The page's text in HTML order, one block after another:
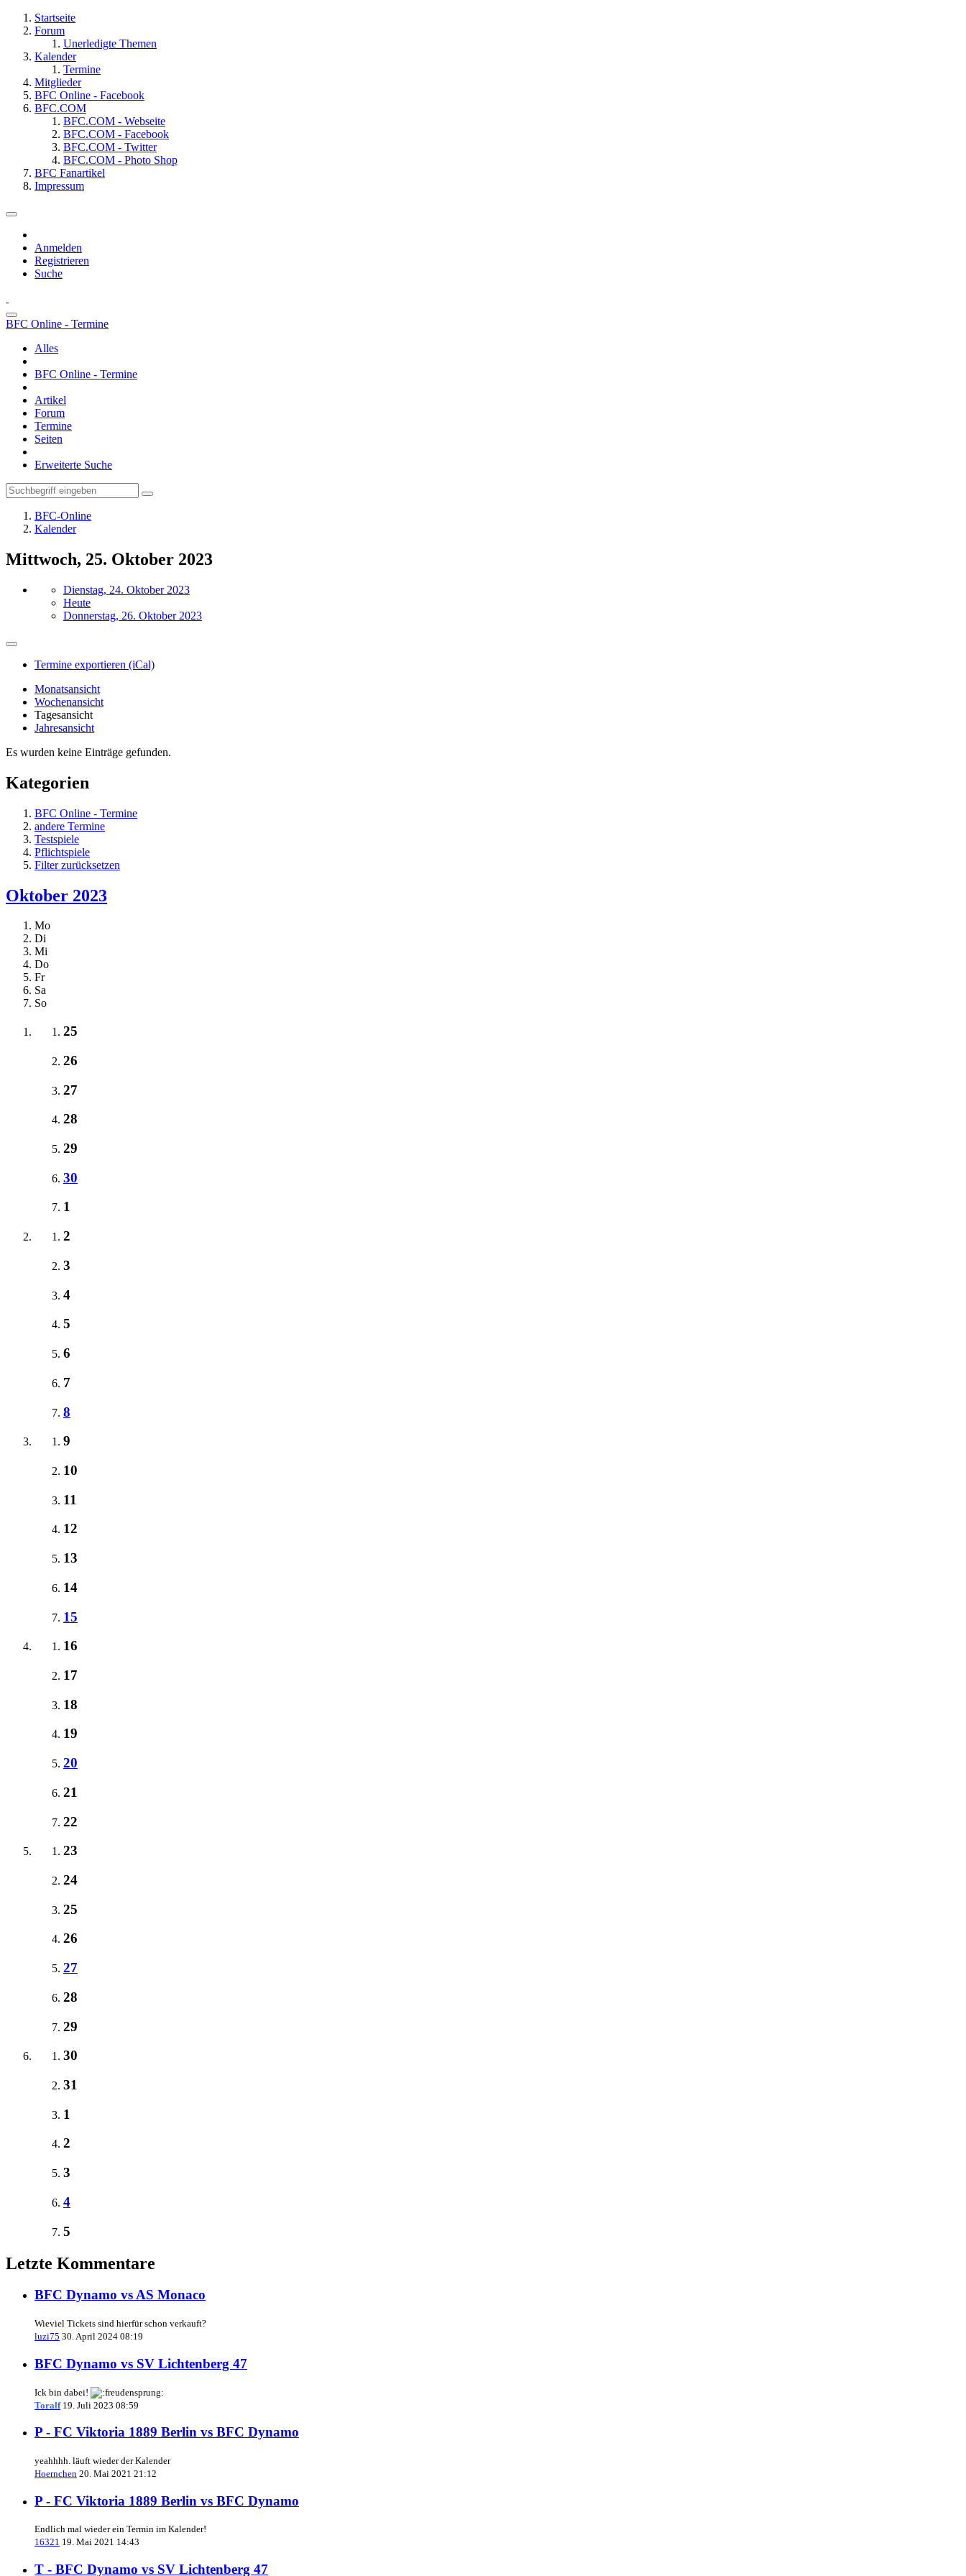
Startseite
Forum
Unerledigte Themen
Kalender
Termine
Mitglieder
BFC Online - Facebook
BFC.COM
BFC.COM - Webseite
BFC.COM - Facebook
BFC.COM - Twitter
BFC.COM - Photo Shop
BFC Fanartikel
Impressum
Anmelden
Registrieren
Suche
BFC Online - Termine
Alles
BFC Online - Termine
Artikel
Forum
Termine
Seiten
Erweiterte Suche
BFC-Online
Kalender
Mittwoch, 25. Oktober 2023
Dienstag, 24. Oktober 2023
Heute
Donnerstag, 26. Oktober 2023
Termine exportieren (iCal)
Monatsansicht
Wochenansicht
Tagesansicht
Jahresansicht
Es wurden keine Einträge gefunden.
Kategorien
BFC Online - Termine
andere Termine
Testspiele
Pflichtspiele
Filter zurücksetzen
Oktober 2023
Mo
Di
Mi
Do
Fr
Sa
So
25
26
27
28
29
30
1
2
3
4
5
6
7
8
9
10
11
12
13
14
15
16
17
18
19
20
21
22
23
24
25
26
27
28
29
30
31
1
2
3
4
5
Letzte Kommentare
BFC Dynamo vs AS Monaco
Wieviel Tickets sind hierfür schon verkauft?
luzi75 30. April 2024 08:19
BFC Dynamo vs SV Lichtenberg 47
Ick bin dabei!
Toralf 19. Juli 2023 08:59
P - FC Viktoria 1889 Berlin vs BFC Dynamo
yeahhhh. läuft wieder der Kalender
Hoernchen 20. Mai 2021 21:12
P - FC Viktoria 1889 Berlin vs BFC Dynamo
Endlich mal wieder ein Termin im Kalender!
16321 19. Mai 2021 14:43
T - BFC Dynamo vs SV Lichtenberg 47